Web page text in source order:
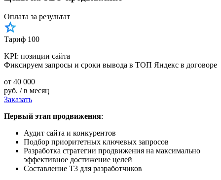
Оплата за результат
Тариф 100
KPI: позиции сайта
Фиксируем запросы и сроки вывода в ТОП Яндекс в договоре
от 40 000
руб. / в месяц
Заказать
Первый этап продвижения:
Аудит сайта и конкурентов
Подбор приоритетных ключевых запросов
Разработка стратегии продвижения на максимально
эффективное достижение целей
Составление Т3 для разработчиков